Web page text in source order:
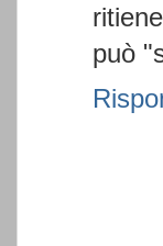
può